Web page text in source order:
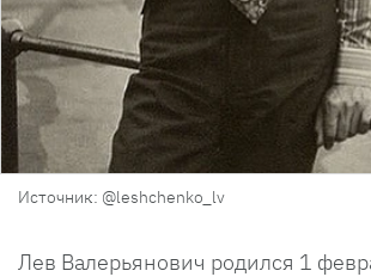
Источник: @leshchenko_lv
Лев Валерьянович родился 1